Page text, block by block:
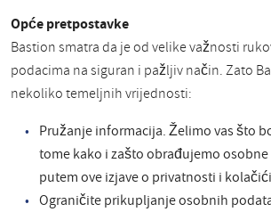
Opće pretpostavke
Bastion smatra da je od velike važnosti
podacima na siguran i pažljiv način. Zato
nekoliko temeljnih vrijednosti:
Pružanje informacija. Želimo vas što
tome kako i zašto obrađujemo
putem ove izjave o privatnosti i
Ograničite prikupljanje osobnih